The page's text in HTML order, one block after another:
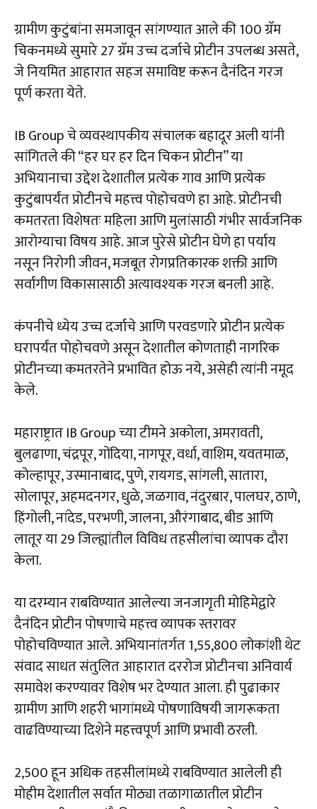
ग्रामीण कुटुंबांना समजावून सांगण्यात आले की 100 ग्रॅम
चिकनमध्ये सुमारे 27 ग्रॅम उच्च दर्जाचे प्रोटीन उपलब्ध असते,
जे नियमित आहारात सहज समाविष्ट करून दैनंदिन गरज
पूर्ण करता येते.
IB Group चे व्यवस्थापकीय संचालक बहादूर अली यांनी
सांगितले की “हर घर हर दिन चिकन प्रोटीन” या
अभियानाचा उद्देश देशातील प्रत्येक गाव आणि प्रत्येक
कुटुंबापर्यंत प्रोटीनचे महत्त्व पोहोचवणे हा आहे. प्रोटीनची
कमतरता विशेषतः महिला आणि मुलांसाठी गंभीर सार्वजनिक
आरोग्याचा विषय आहे. आज पुरेसे प्रोटीन घेणे हा पर्याय
नसून निरोगी जीवन, मजबूत रोगप्रतिकारक शक्ती आणि
सर्वांगीण विकासासाठी अत्यावश्यक गरज बनली आहे.
कंपनीचे ध्येय उच्च दर्जाचे आणि परवडणारे प्रोटीन प्रत्येक
घरापर्यंत पोहोचवणे असून देशातील कोणताही नागरिक
प्रोटीनच्या कमतरतेने प्रभावित होऊ नये, असेही त्यांनी नमूद
केले.
महाराष्ट्रात IB Group च्या टीमने अकोला, अमरावती,
बुलढाणा, चंद्रपूर, गोंदिया, नागपूर, वर्धा, वाशिम, यवतमाळ,
कोल्हापूर, उस्मानाबाद, पुणे, रायगड, सांगली, सातारा,
सोलापूर, अहमदनगर, धुळे, जळगाव, नंदुरबार, पालघर, ठाणे,
हिंगोली, नांदेड, परभणी, जालना, औरंगाबाद, बीड आणि
लातूर या 29 जिल्ह्यांतील विविध तहसीलांचा व्यापक दौरा
केला.
या दरम्यान राबविण्यात आलेल्या जनजागृती मोहिमेद्वारे
दैनंदिन प्रोटीन पोषणाचे महत्त्व व्यापक स्तरावर
पोहोचविण्यात आले. अभियानांतर्गत 1,55,800 लोकांशी थेट
संवाद साधत संतुलित आहारात दररोज प्रोटीनचा अनिवार्य
समावेश करण्यावर विशेष भर देण्यात आला. ही पुढाकार
ग्रामीण आणि शहरी भागांमध्ये पोषणाविषयी जागरूकता
वाढविण्याच्या दिशेने महत्त्वपूर्ण आणि प्रभावी ठरली.
2,500 हून अधिक तहसीलांमध्ये राबविण्यात आलेली ही
मोहीम देशातील सर्वात मोठ्या तळागाळातील प्रोटीन